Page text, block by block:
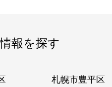
報を探す
札幌市豊平区